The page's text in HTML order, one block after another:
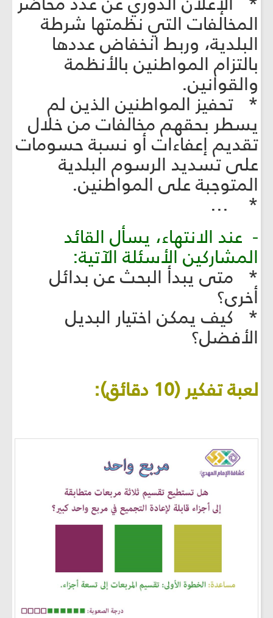
المخالفات التي نظمتها شرطة
البلدية، وربط انخفاض عددها
بالتزام المواطنين بالأنظمة
والقوانين.
* تحفيز المواطنين الذين لم
يسطر بحقهم مخالفات من خلال
تقديم إعفاءات أو نسبة حسومات
على تسديد الرسوم البلدية
المتوجبة على المواطنين.
* ...
- عند الانتهاء، يسأل القائد
المشاركين الأسئلة الآتية:
* متى يبدأ البحث عن بدائل
أخرى؟
* كيف يمكن اختيار البديل
الأفضل؟
لعبة تفكير (10 دقائق):